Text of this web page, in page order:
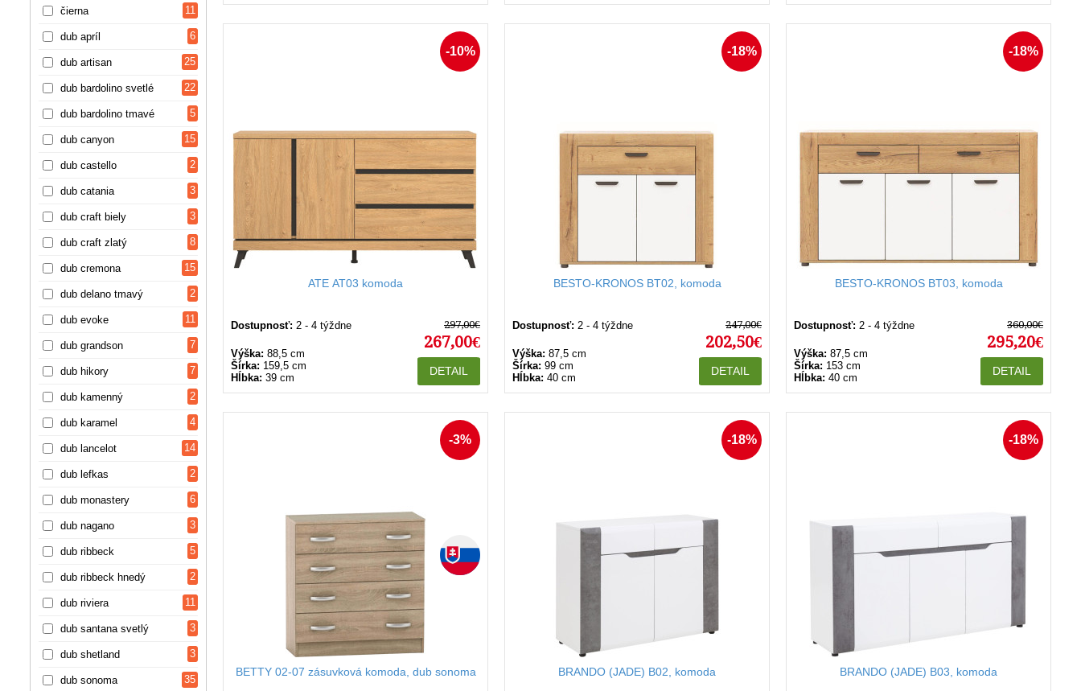
čierna 11
dub apríl 6
dub artisan 25
dub bardolino svetlé 22
dub bardolino tmavé 5
dub canyon 15
dub castello 2
dub catania 3
dub craft biely 3
dub craft zlatý 8
dub cremona 15
dub delano tmavý 2
dub evoke 11
dub grandson 7
dub hikory 7
dub kamenný 2
dub karamel 4
dub lancelot 14
dub lefkas 2
dub monastery 6
dub nagano 3
dub ribbeck 5
dub ribbeck hnedý 2
dub riviera 11
dub santana svetlý 3
dub shetland 3
dub sonoma 35
-10%
ATE AT03 komoda
Dostupnosť: 2 - 4 týždne
Výška: 88,5 cm
Šírka: 159,5 cm
Hĺbka: 39 cm
297,00€
267,00€
DETAIL
-18%
BESTO-KRONOS BT02, komoda
Dostupnosť: 2 - 4 týždne
Výška: 87,5 cm
Šírka: 99 cm
Hĺbka: 40 cm
247,00€
202,50€
DETAIL
-18%
BESTO-KRONOS BT03, komoda
Dostupnosť: 2 - 4 týždne
Výška: 87,5 cm
Šírka: 153 cm
Hĺbka: 40 cm
360,00€
295,20€
DETAIL
-3%
BETTY 02-07 zásuvková komoda, dub sonoma
-18%
BRANDO (JADE) B02, komoda
-18%
BRANDO (JADE) B03, komoda